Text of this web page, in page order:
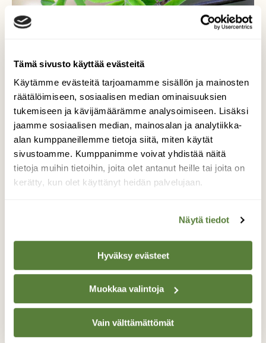
Tämä sivusto käyttää evästeitä
Käytämme evästeitä tarjoamamme sisällön ja mainosten
räätälöimiseen, sosiaalisen median ominaisuuksien
tukemiseen ja kävijämäärämme analysoimiseen. Lisäksi
jaamme sosiaalisen median, mainosalan ja analytiikka-
alan kumppaneillemme tietoja siitä, miten käytät
sivustoamme. Kumppanimme voivat yhdistää näitä
tietoja muihin tietoihin, joita olet antanut heille tai joita on
kerätty, kun olet käyttänyt heidän palvelujaan.
Näytä tiedot
Hyväksy evästeet
Muokkaa valintoja
Vain välttämättömät
Pihlajan hentoa vihreää
Luonnon on vallannut hento vihreä,
pihlajakin on kauneimmillaan...nyt näyttää
tulevan pihlajaan taas paljon kukkiakin,
Valokuvaaja: Jaana Talvinen, Heinola 7.5.2016